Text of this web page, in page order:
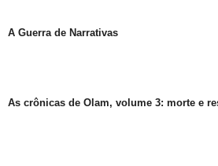
A Guerra de Narrativas
As crônicas de Olam, volume 3: morte e